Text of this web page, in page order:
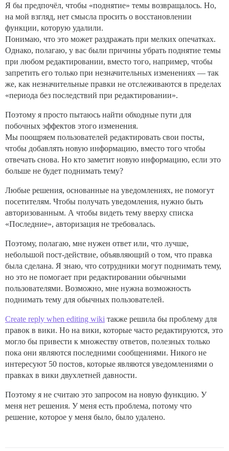
Я бы предпочёл, чтобы «поднятие» темы возвращалось. Но,
на мой взгляд, нет смысла просить о восстановлении
функции, которую удалили.
Понимаю, что это может раздражать при мелких опечатках.
Однако, полагаю, у вас были причины убрать поднятие темы
при любом редактировании, вместо того, например, чтобы
запретить его только при незначительных изменениях — так
же, как незначительные правки не отслеживаются в пределах
«периода без последствий при редактировании».
Поэтому я просто пытаюсь найти обходные пути для
побочных эффектов этого изменения.
Мы поощряем пользователей редактировать свои посты,
чтобы добавлять новую информацию, вместо того чтобы
отвечать снова. Но кто заметит новую информацию, если это
больше не будет поднимать тему?
Любые решения, основанные на уведомлениях, не помогут
посетителям. Чтобы получать уведомления, нужно быть
авторизованным. А чтобы видеть тему вверху списка
«Последние», авторизация не требовалась.
Поэтому, полагаю, мне нужен ответ или, что лучше,
небольшой пост-действие, объявляющий о том, что правка
была сделана. Я знаю, что сотрудники могут поднимать тему,
но это не помогает при редактировании обычными
пользователями. Возможно, мне нужна возможность
поднимать тему для обычных пользователей.
Create reply when editing wiki также решила бы проблему для
правок в вики. Но на вики, которые часто редактируются, это
могло бы привести к множеству ответов, полезных только
пока они являются последними сообщениями. Никого не
интересуют 50 постов, которые являются уведомлениями о
правках в вики двухлетней давности.
Поэтому я не считаю это запросом на новую функцию. У
меня нет решения. У меня есть проблема, потому что
решение, которое у меня было, было удалено.